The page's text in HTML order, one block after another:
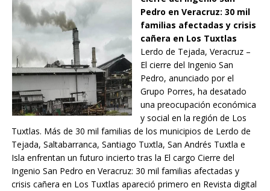
Pedro en Veracruz: 30 mil
familias afectadas y crisis
cañera en Los Tuxtlas
Lerdo de Tejada, Veracruz –
El cierre del Ingenio San
Pedro, anunciado por el
Grupo Porres, ha desatado
una preocupación económica
y social en la región de Los
Tuxtlas. Más de 30 mil familias de los municipios de Lerdo de
Tejada, Saltabarranca, Santiago Tuxtla, San Andrés Tuxtla e
Isla enfrentan un futuro incierto tras la El cargo Cierre del
Ingenio San Pedro en Veracruz: 30 mil familias afectadas y
crisis cañera en Los Tuxtlas apareció primero en Revista digital